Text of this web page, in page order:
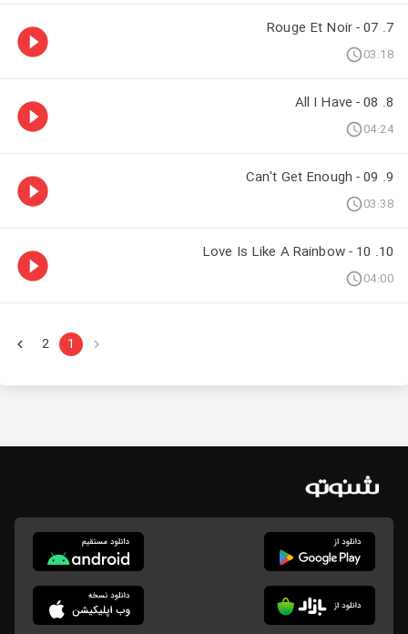
7. 07 - Rouge Et Noir
03:18
8. 08 - All I Have
04:24
9. 09 - Can't Get Enough
03:38
10. 10 - Love Is Like A Rainbow
04:00
1
2